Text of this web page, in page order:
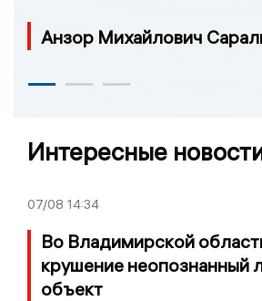
Анзор Михайлович
Интересные
07/08 14:34
Во Владимирской
крушение неопознанный
объект